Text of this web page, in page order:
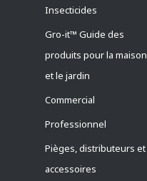
Insecticides
Gro-it™ Guide des
produits pour la maison
et le jardin
Commercial
Professionnel
Pièges, distributeurs et
accessoires